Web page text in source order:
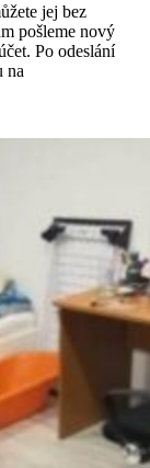
jej bez
pošleme nový
Po odeslání
na